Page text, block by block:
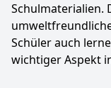
Schulmaterialien.
Schüler auch
wichtiger Aspekt